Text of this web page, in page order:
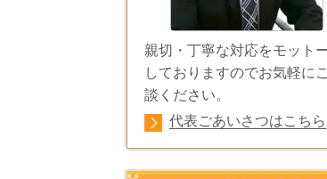
親切・丁寧な対応をモット
しておりますのでお気軽に
談ください。
代表ごあいさつはこちら